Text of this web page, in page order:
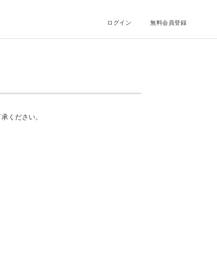
ログイン 無料会員登録
ください。